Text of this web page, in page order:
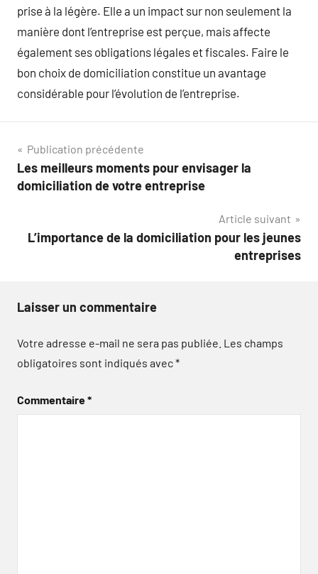
prise à la légère. Elle a un impact sur non seulement la
manière dont l’entreprise est perçue, mais affecte
également ses obligations légales et fiscales. Faire le
bon choix de domiciliation constitue un avantage
considérable pour l’évolution de l’entreprise.
Navigation
de
Publication précédente
Les meilleurs moments pour envisager la
domiciliation de votre entreprise
Article suivant
L’importance de la domiciliation pour les jeunes
entreprises
Laisser un commentaire
Votre adresse e-mail ne sera pas publiée. Les champs
obligatoires sont indiqués avec*
Commentaire*